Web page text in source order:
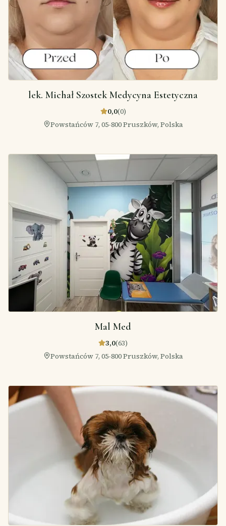
lek. Michał Szostek Medycyna Estetyczna
0,0(0)
Powstańców 7, 05-800 Pruszków, Polska
Mal Med
3,0(63)
Powstańców 7, 05-800 Pruszków, Polska